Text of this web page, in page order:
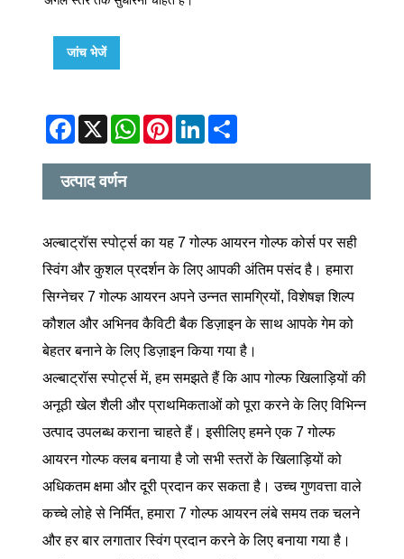
जांच भेजें
Facebook
X WhatsApp
Pinterest
LinkedIn
उत्पाद वर्णन
अल्बाट्रॉस स्पोर्ट्स का यह 7 गोल्फ आयरन गोल्फ कोर्स पर सही
स्विंग और कुशल प्रदर्शन के लिए आपकी अंतिम पसंद है। हमारा
सिग्नेचर 7 गोल्फ आयरन अपने उन्नत सामग्रियों, विशेषज्ञ शिल्प
कौशल और अभिनव कैविटी बैक डिज़ाइन के साथ आपके गेम को
बेहतर बनाने के लिए डिज़ाइन किया गया है।
अल्बाट्रॉस स्पोर्ट्स में, हम समझते हैं कि आप गोल्फ खिलाड़ियों की
अनूठी खेल शैली और प्राथमिकताओं को पूरा करने के लिए विभिन्न
उत्पाद उपलब्ध कराना चाहते हैं। इसीलिए हमने एक 7 गोल्फ
आयरन गोल्फ क्लब बनाया है जो सभी स्तरों के खिलाड़ियों को
अधिकतम क्षमा और दूरी प्रदान कर सकता है। उच्च गुणवत्ता वाले
कच्चे लोहे से निर्मित, हमारा 7 गोल्फ आयरन लंबे समय तक चलने
और हर बार लगातार स्विंग प्रदान करने के लिए बनाया गया है।